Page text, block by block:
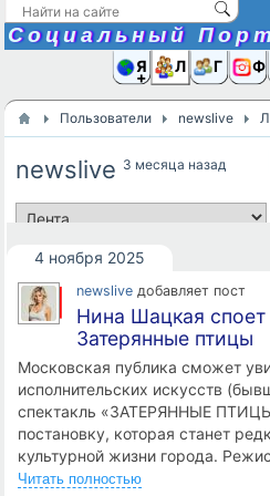
Социальный
Я иЛюди
Пользователи newslive
newslive 3 месяца назад
4 ноября 2025
newslive добавляет пост
Нина Шацкая споет
Затерянные птицы
Московская публика сможет
исполнительских искусств
спектакль «ЗАТЕРЯННЫЕ
постановку, которая станет
культурной жизни города.
создал спектакль по мотивам
Читать полностью